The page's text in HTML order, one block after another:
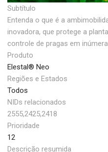
Subtítulo
Entenda o que é a
inovadora, que protege a
controle de pragas em
Produto
Elestal® Neo
Regiões e Estados
Todos
NIDs relacionados
2555,2425,2418
Prioridade
12
Descrição resumida